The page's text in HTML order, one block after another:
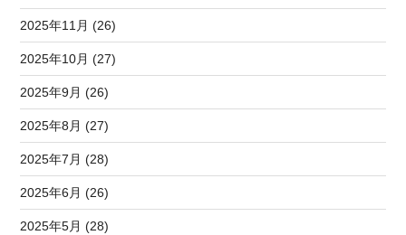
2025年11月 (26)
2025年10月 (27)
2025年9月 (26)
2025年8月 (27)
2025年7月 (28)
2025年6月 (26)
2025年5月 (28)